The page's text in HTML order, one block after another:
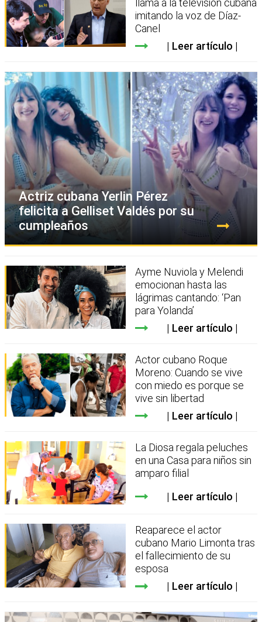
llama a la televisión cubana
imitando la voz de Díaz-
Canel
Leer artículo
Actriz cubana Yerlin Pérez
felicita a Gelliset Valdés por su
cumpleaños
Ayme Nuviola y Melendi
emocionan hasta las
lágrimas cantando: ‘Pan
para Yolanda’
Leer artículo
Actor cubano Roque
Moreno: Cuando se vive
con miedo es porque se
vive sin libertad
Leer artículo
La Diosa regala peluches
en una Casa para niños sin
amparo filial
Leer artículo
Reaparece el actor
cubano Mario Limonta tras
el fallecimiento de su
esposa
Leer artículo